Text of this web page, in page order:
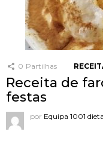
0 Partilhas
Receita de
festas
por Equipa 1001